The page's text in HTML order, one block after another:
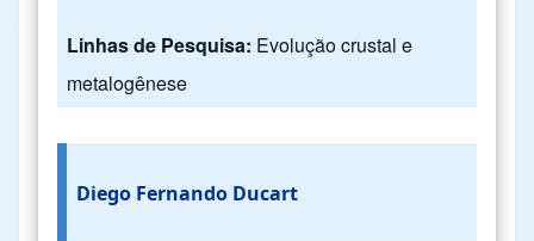
Linhas de Pesquisa: Evolução crustal e
metalogênese
Diego Fernando Ducart